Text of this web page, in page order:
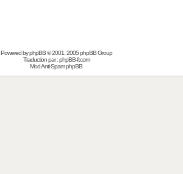
Powered byphpBB© 2001, 2005 phpBB Group
Traduction par :phpBB-fr.com
Mod Anti-Spam phpBB